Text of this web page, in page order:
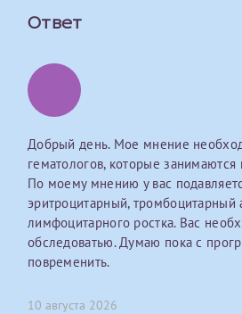
Ответ
Добрый день. Мое мнение
гематологов, которые занимаются
По моему мнению у вас
эритроцитарный, тромбоцитарный
лимфоцитарного ростка. Вас
обследоватью. Думаю пока с
повременить.
10 августа 2026
Прикрепить файлы
Принимаю условия
персональных данных
Оставить
Сдать спермограмму
Выберите специальность врача
Или введите его имя
Принимаю условия
Прошу выдать справку об
следующим пациентам:
Фамилия*
Имя*
Отчество*